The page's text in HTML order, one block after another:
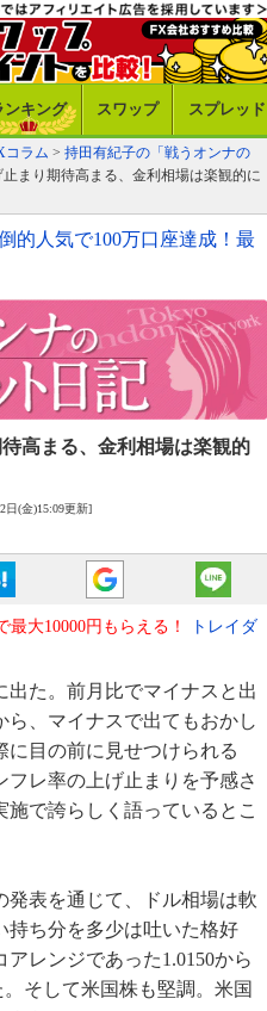
ンキング スワップ スプレッド
コラム > 持田有紀子の「戦うオンナの
まり期待高まる、金利相場は楽観的に
的人気で100万口座達成！最
高まる、 金利相場は楽観的
日(金)15:09更新]
大10000円もらえる！
トレイダ
た。前月比でマイナスと出
、マイナスで出てもおかし
に目の前に見せつけられる
レ率の上げ止まりを予感さ
で誇らしく語っているとこ
表を通じて、ドル相場は軟
持ち分を多少は吐いた格好
レンジであった1.0150から
そして米国株も堅調。米国